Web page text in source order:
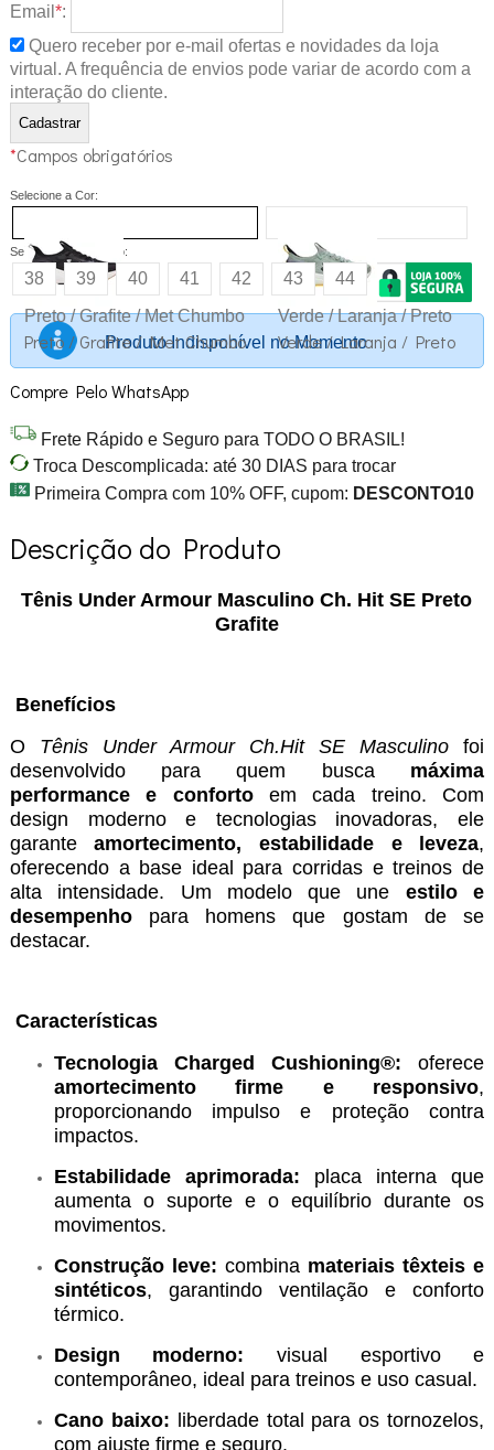
Email *:
Quero receber por e-mail ofertas e novidades da loja
virtual. A frequência de envios pode variar de acordo com a
interação do cliente.
*Campos obrigatórios
Selecione a Cor:
Preto / Grafite / Met Chumbo
Preto / Grafite / Met Chumbo
Verde / Laranja / Preto
Verde / Laranja / Preto
Selecione o Tamanho:
38 39 40 41 42 43 44
Produto Indisponível no Momento
Compre Pelo WhatsApp
Frete Rápido e Seguro para TODO O BRASIL!
Troca Descomplicada: até 30 DIAS para trocar
Primeira Compra com 10% OFF, cupom: DESCONTO10
Descrição do Produto
Tênis Under Armour Masculino Ch. Hit SE Preto
Grafite
Benefícios
O Tênis Under Armour Ch.Hit SE Masculino foi
desenvolvido para quem busca máxima
performance e confortoem cada treino. Com
design moderno e tecnologias inovadoras, ele
garanteamortecimento, estabilidade e leveza,
oferecendo a base ideal para corridas e treinos de
alta intensidade. Um modelo que une estilo e
desempenhopara homens que gostam de se
destacar.
Características
Tecnologia Charged Cushioning®: oferece
amortecimento firme e responsivo,
proporcionando impulso e proteção contra
impactos.
Estabilidade aprimorada: placa interna que
aumenta o suporte e o equilíbrio durante os
movimentos.
Construção leve: combina materiais têxteis e
sintéticos, garantindo ventilação e conforto
térmico.
Design moderno: visual esportivo e
contemporâneo, ideal para treinos e uso casual.
Cano baixo: liberdade total para os tornozelos,
com ajuste firme e seguro.